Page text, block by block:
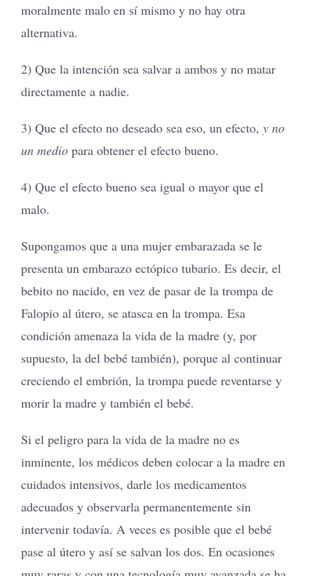
moralmente malo en sí mismo y no hay otra
alternativa.
2) Que la intención sea salvar a ambos y no matar
directamente a nadie.
3) Que el efecto no deseado sea eso, un efecto, y no
un medio para obtener el efecto bueno.
4) Que el efecto bueno sea igual o mayor que el
malo.
Supongamos que a una mujer embarazada se le
presenta un embarazo ectópico tubario. Es decir, el
bebito no nacido, en vez de pasar de la trompa de
Falopio al útero, se atasca en la trompa. Esa
condición amenaza la vida de la madre (y, por
supuesto, la del bebé también), porque al continuar
creciendo el embrión, la trompa puede reventarse y
morir la madre y también el bebé.
Si el peligro para la vida de la madre no es
inminente, los médicos deben colocar a la madre en
cuidados intensivos, darle los medicamentos
adecuados y observarla permanentemente sin
intervenir todavía. A veces es posible que el bebé
pase al útero y así se salvan los dos. En ocasiones